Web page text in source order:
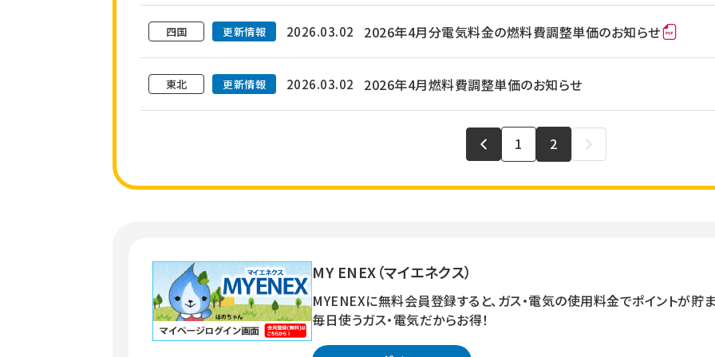
四国 更新情報 2026.03.02 2026年4月分電気料金の燃料費調整単価のお知らせ
東北 更新情報 2026.03.02 2026年4月燃料費調整単価のお知らせ
1 2
MY ENEX（マイエネクス）
MYENEXに無料会員登録すると、ガス・電気の使用料金でポイントが貯ま
毎日使うガス・電気だからお得！